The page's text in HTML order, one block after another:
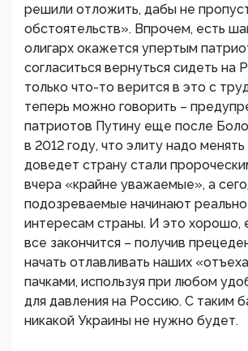
решили отложить, дабы не
обстоятельств». Впрочем, есть
олигарх окажется упертым
согласиться вернуться сидеть на
только что-то верится в это с
теперь можно говорить –
патриотов Путину еще после
в 2012 году, что элиту надо
доведет страну стали
вчера «крайне уважаемые», а
подозреваемые начинают
интересам страны. И это хорошо,
все закончится – получив
начать отлавливать наших
пачками, используя при любом
для давления на Россию. С таким
никакой Украины не нужно будет.